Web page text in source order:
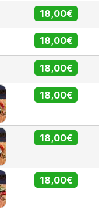
18,00€
18,00€
18,00€
18,00€
18,00€
18,00€